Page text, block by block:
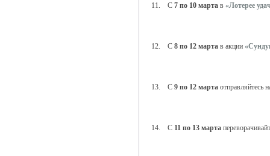
11. С 7 по 10 марта в «Лотерее
12. С 8 по 12 марта в акции
13. С 9 по 12 марта отправляйтесь
14. С 11 по 13 марта